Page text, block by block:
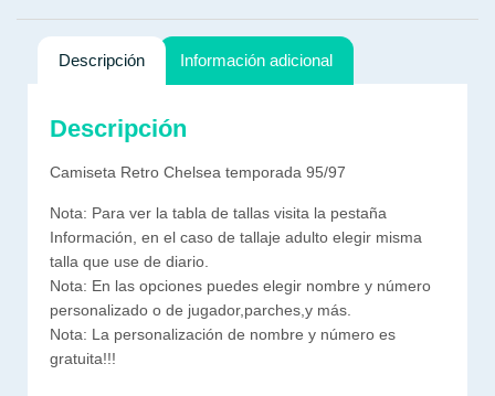
Descripción Información adicional
Descripción
Camiseta Retro Chelsea temporada 95/97
Nota: Para ver la tabla de tallas visita la pestaña
Información, en el caso de tallaje adulto elegir misma
talla que use de diario.
Nota: En las opciones puedes elegir nombre y número
personalizado o de jugador,parches,y más.
Nota: La personalización de nombre y número es
gratuita!!!